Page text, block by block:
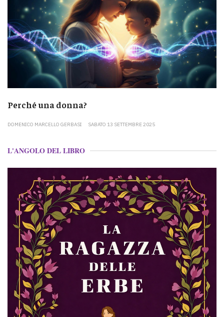
Perché una donna?
DOMENICO MARCELLO GERBASI SABATO 13 SETTEMBRE 2025
L'ANGOLO DEL LIBRO